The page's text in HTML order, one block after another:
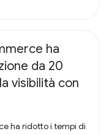
ha
da 20
visibilità con
ha ridotto i tempi di